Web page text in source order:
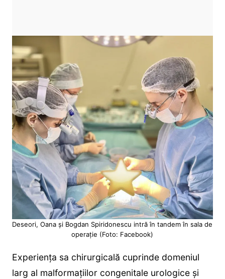
Deseori, Oana și Bogdan Spiridonescu intră în tandem în sala de
operație (Foto: Facebook)
Experiența sa chirurgicală cuprinde domeniul
larg al malformațiilor congenitale urologice și